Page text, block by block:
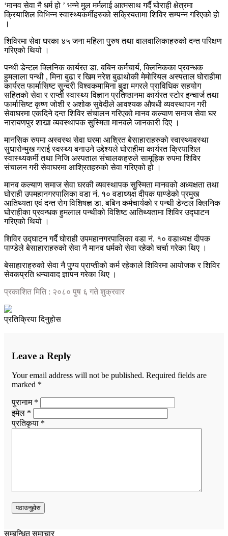
‘मानव सेवा नै धर्म हो ’ भन्ने मुुल मर्मलाई आत्मसाथ गर्दै घोराही क्षेत्रमा
क्रियाशिल विभिन्न स्वास्थ्यकर्मीहरुको सक्रियतामा शिविर सम्पन्न गरिएको हो
।
शिविरमा सेवा घरका ४५ जना महिला पुुरुष तथा वालवालिकाहरुको दन्त परिक्षण
गरिएको थियो ।
पन्थी डेन्टल क्लिनिक कार्यरत डा. बबिन कर्मचार्य, क्लिनिकका प्रवन्धक
हुमलाला पन्थी , मिना बुढा र खिम नरेश बुढाथोकी मेमोरियल अस्पताल घोराहीमा
कार्यरत फार्मासिष्ट सुन्दरी विश्वकमामिना बुढा मगरले प्राविधिक सहयोग
सहितको सेवा र राप्ती स्वास्थ्य विज्ञान प्रतिष्ठानमा कार्यरत स्टोर इन्चार्ज तथा
फार्मासिष्ट कृष्ण जोशी र अशोक सुवेदीले आवश्यक औषधी व्यवस्थापन गरी
सेवाघरमा एकदिने दन्त शिविर संचालन गरिएको मानव कल्याण समाज सेवा घर
नारायणपुर शाखा व्यवस्थापक सुुस्मिता मानवले जानकारी दिए ।
मानसिक रुपमा अस्वस्थ सेवा घरमा आश्रित बेसाहाराहरुको स्वास्थ्यवस्था
सुधारोन्मुख गराई स्वस्थ्य बनाउने उद्देश्यले घोराहीमा कार्यरत क्रियाशिल
स्वास्थ्यकर्मी तथा निजि अस्पताल संचालकहरुले सामूहिक रुपमा शिविर
संचालन गरी सेवाघरमा आश्रितहरुको सेवा गरिएको हो ।
मानव कल्याण समाज सेवा घरकी व्यवस्थापक सुुस्मिता मानवको अध्यक्षता तथा
घोराही उपमहानगरपालिका वडा नं. १० वडाध्यक्ष दीपक पाण्डेको प्रमुख
आतिथ्यता एवं दन्त रोग विशिषज्ञ डा. बबिन कर्मचार्यको र पन्थी डेन्टल क्लिनिक
घोराहीका प्रवन्धक हुमलाल पन्थीको विशिष्ट आतिथ्यतामा शिविर उद्घाटन
गरिएको थियो ।
शिविर उद्घाटन गर्दै घोराही उपमहानगरपालिका वडा नं. १० वडाध्यक्ष दीपक
पाण्डेले बेसाहाराहरुको सेवा नै मानव धर्मको सेवा रहेको चर्चा गरेका थिए ।
बेसाहाराहरुको सेवा नै पुुण्य प्राप्तीको कर्म रहेकाले शिविरमा आयोजक र शिविर
सेवकप्रति धन्यावाद ज्ञापन गरेका थिए ।
प्रकाशित मिति : २०८० पुष ६ गते शुक्रवार
प्रतिक्रिया दिनुहोस
Leave a Reply
Your email address will not be published. Required fields are
marked *
पुरानाम *
इमेल *
प्रतिकृया *
सम्बन्धित समाचार